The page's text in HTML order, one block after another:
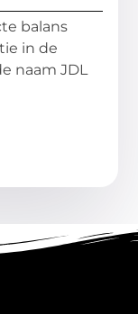
balans
in de
naam JDL